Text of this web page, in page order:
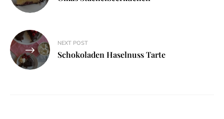
NEXT POST
Schokoladen Haselnuss Tarte